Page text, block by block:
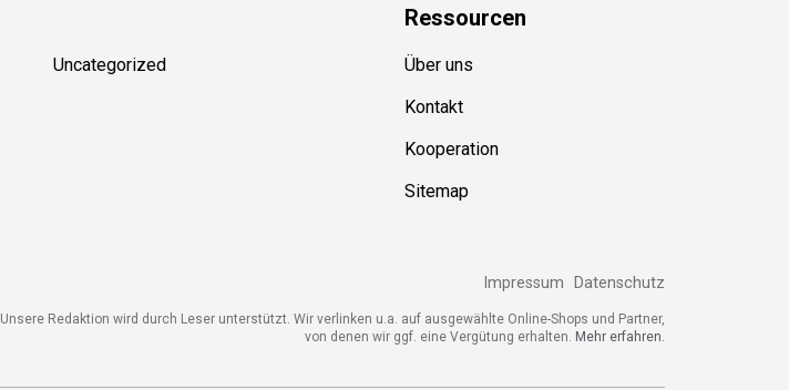
Uncategorized
Ressourcen
Über uns
Kontakt
Kooperation
Sitemap
Impressum Datenschutz
Unsere Redaktion wird durch Leser unterstützt. Wir verlinken u.a. auf ausgewählte Online-Shops und Partner,
von denen wir ggf. eine Vergütung erhalten. Mehr erfahren.